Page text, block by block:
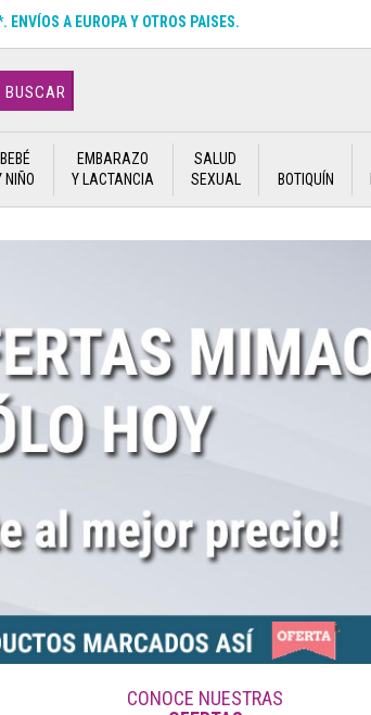
ENVÍOS A EUROPA Y OTROS PAISES.
BUSCAR
BEBÉ
NIÑO
EMBARAZO
Y LACTANCIA
SALUD
SEXUAL
BOTIQUÍN
CONOCE NUESTRAS